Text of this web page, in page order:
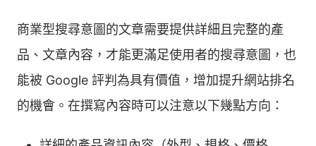
商業型搜尋意圖的文章需要提供詳細且完整的產
品、文章內容，才能更滿足使用者的搜尋意圖，也
能被 Google 評判為具有價值，增加提升網站排名
的機會。在撰寫內容時可以注意以下幾點方向：